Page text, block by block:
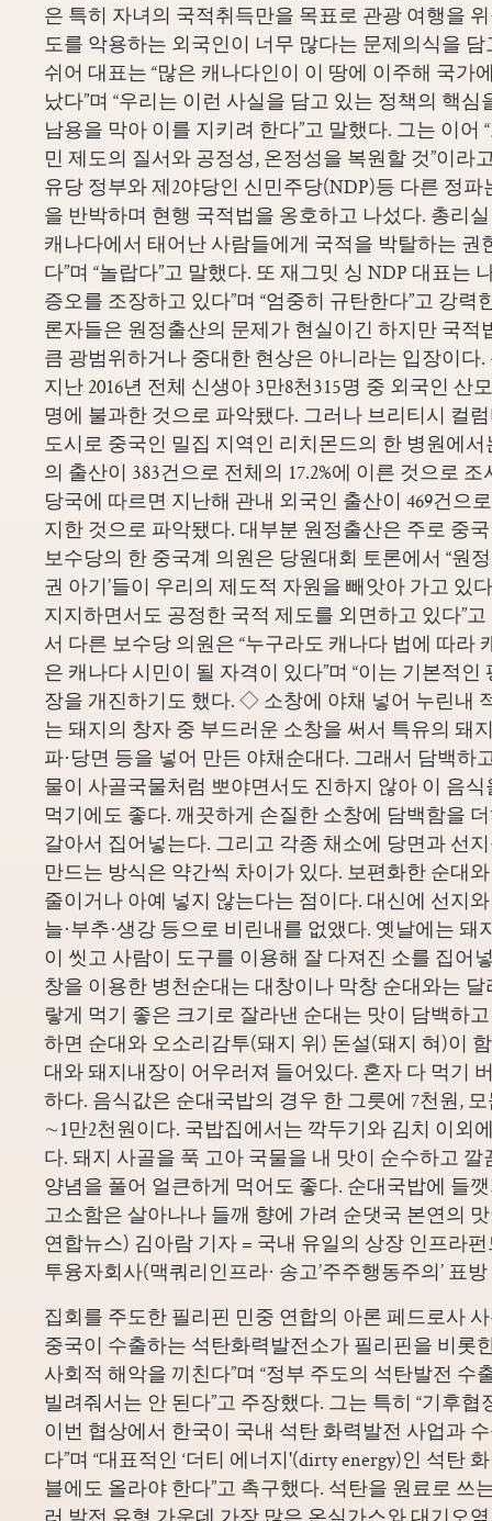
은 특히 자녀의 국적취득만을 목표로 관광 여행을
도를 악용하는 외국인이 너무 많다는 문제의식을
쉬어 대표는 “많은 캐나다인이 이 땅에 이주해 국가
났다”며 “우리는 이런 사실을 담고 있는 정책의 핵
남용을 막아 이를 지키려 한다”고 말했다. 그는 이어
민 제도의 질서와 공정성, 온정성을 복원할 것”이라
유당 정부와 제2야당인 신민주당(NDP)등 다른 정
을 반박하며 현행 국적법을 옹호하고 나섰다. 총리
캐나다에서 태어난 사람들에게 국적을 박탈하는 권
다”며 “놀랍다”고 말했다. 또 재그밋 싱 NDP 대표는
증오를 조장하고 있다”며 “엄중히 규탄한다”고 강력
론자들은 원정출산의 문제가 현실이긴 하지만 국적
큼 광범위하거나 중대한 현상은 아니라는 입장이다
지난 2016년 전체 신생아 3만8천315명 중 외국인 산
명에 불과한 것으로 파악됐다. 그러나 브리티시 컬
도시로 중국인 밀집 지역인 리치몬드의 한 병원에서
의 출산이 383건으로 전체의 17.2%에 이른 것으로
당국에 따르면 지난해 관내 외국인 출산이 469건으
지한 것으로 파악됐다. 대부분 원정출산은 주로 중
보수당의 한 중국계 의원은 당원대회 토론에서 “원
권 아기’들이 우리의 제도적 자원을 빼앗아 가고 있
지지하면서도 공정한 국적 제도를 외면하고 있다”
서 다른 보수당 의원은 “누구라도 캐나다 법에 따라
은 캐나다 시민이 될 자격이 있다”며 “이는 기본적인
장을 개진하기도 했다. ◇ 소창에 야채 넣어 누린내
는 돼지의 창자 중 부드러운 소창을 써서 특유의 돼
파·당면 등을 넣어 만든 야채순대다. 그래서 담백하
물이 사골국물처럼 뽀야면서도 진하지 않아 이 음
먹기에도 좋다. 깨끗하게 손질한 소창에 담백함을
갈아서 집어넣는다. 그리고 각종 채소에 당면과 선
만드는 방식은 약간씩 차이가 있다. 보편화한 순대
줄이거나 아예 넣지 않는다는 점이다. 대신에 선지
늘·부추·생강 등으로 비린내를 없앴다. 옛날에는 돼
이 씻고 사람이 도구를 이용해 잘 다져진 소를 집어
창을 이용한 병천순대는 대창이나 막창 순대와는
랗게 먹기 좋은 크기로 잘라낸 순대는 맛이 담백하
하면 순대와 오소리감투(돼지 위) 돈설(돼지 혀)이
대와 돼지내장이 어우러져 들어있다. 혼자 다 먹기
하다. 음식값은 순대국밥의 경우 한 그릇에 7천원,
∼1만2천원이다. 국밥집에서는 깍두기와 김치 이외
다. 돼지 사골을 푹 고아 국물을 내 맛이 순수하고
양념을 풀어 얼큰하게 먹어도 좋다. 순대국밥에 들
고소함은 살아나나 들깨 향에 가려 순댓국 본연의
연합뉴스) 김아람 기자 = 국내 유일의 상장 인프라
투융자회사(맥쿼리인프라· 송고’주주행동주의’ 표
집회를 주도한 필리핀 민중 연합의 아론 페드로사
중국이 수출하는 석탄화력발전소가 필리핀을 비롯
사회적 해악을 끼친다”며 “정부 주도의 석탄발전 수
빌려줘서는 안 된다”고 주장했다. 그는 특히 “기후
이번 협상에서 한국이 국내 석탄 화력발전 사업과
다”며 “대표적인 ‘더티 에너지'(dirty energy)인 석탄
블에도 올라야 한다”고 촉구했다. 석탄을 원료로 쓰